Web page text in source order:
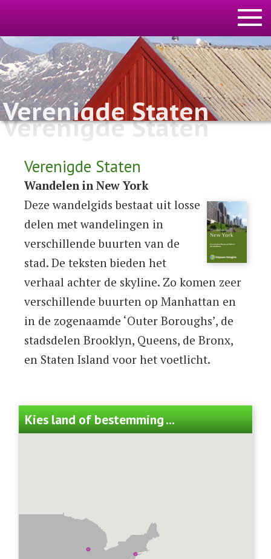
Verenigde Staten
Verenigde Staten
Kies land of bestemming ...
Verenigde Staten
Wandelen in New York
Deze wandelgids bestaat uit losse
delen met wandelingen in
verschillende buurten van de
stad. De teksten bieden het
verhaal achter de skyline. Zo komen zeer
verschillende buurten op Manhattan en
in de zogenaamde ‘Outer Boroughs’, de
stadsdelen Brooklyn, Queens, de Bronx,
en Staten Island voor het voetlicht.